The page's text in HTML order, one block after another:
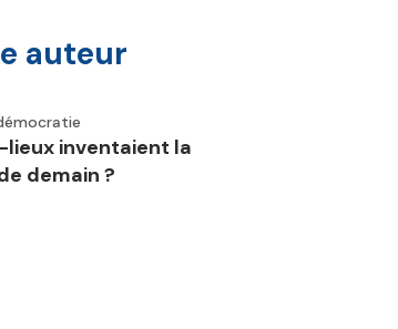
auteur
lieux inventaient la
demain ?